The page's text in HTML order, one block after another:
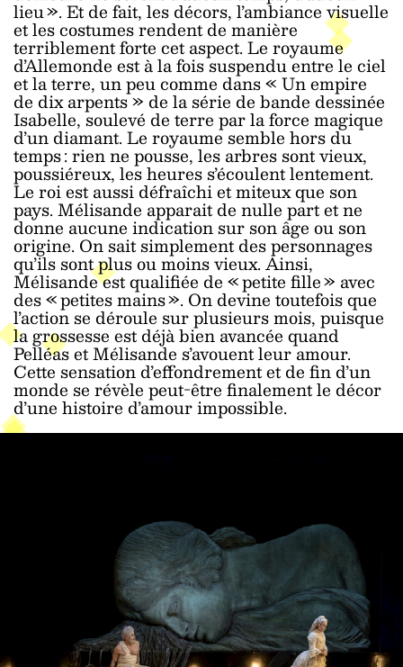
lieu ». Et de fait, les décors, l’ambiance visuelle
et les costumes rendent de manière
terriblement forte cet aspect. Le royaume
d’Allemonde est à la fois suspendu entre le ciel
et la terre, un peu comme dans « Un empire
de dix arpents » de la série de bande dessinée
Isabelle, soulevé de terre par la force magique
d’un diamant. Le royaume semble hors du
temps : rien ne pousse, les arbres sont vieux,
poussiéreux, les heures s’écoulent lentement.
Le roi est aussi défraîchi et miteux que son
pays. Mélisande apparait de nulle part et ne
donne aucune indication sur son âge ou son
origine. On sait simplement des personnages
qu’ils sont plus ou moins vieux. Ainsi,
Mélisande est qualifiée de « petite fille » avec
des « petites mains ». On devine toutefois que
l’action se déroule sur plusieurs mois, puisque
la grossesse est déjà bien avancée quand
Pelléas et Mélisande s’avouent leur amour.
Cette sensation d’effondrement et de fin d’un
monde se révèle peut-être finalement le décor
d’une histoire d’amour impossible.